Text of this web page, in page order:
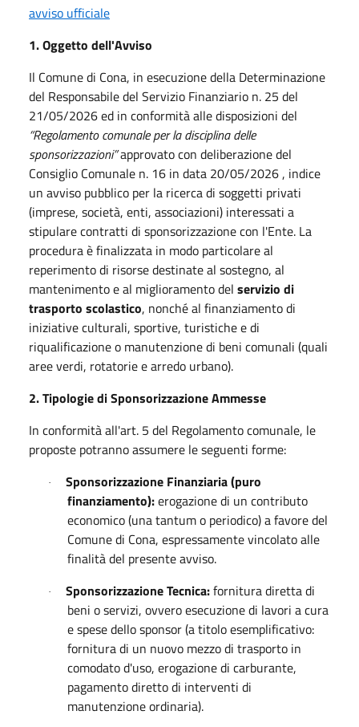
avviso ufficiale
1. Oggetto dell'Avviso
Il Comune di Cona, in esecuzione della Determinazione
del Responsabile del Servizio Finanziario n. 25 del
21/05/2026 ed in conformità alle disposizioni del
“Regolamento comunale per la disciplina delle
sponsorizzazioni”approvato con deliberazione del
Consiglio Comunale n. 16 in data 20/05/2026 , indice
un avviso pubblico per la ricerca di soggetti privati
(imprese, società, enti, associazioni) interessati a
stipulare contratti di sponsorizzazione con l'Ente. La
procedura è finalizzata in modo particolare al
reperimento di risorse destinate al sostegno, al
mantenimento e al miglioramento del servizio di
trasporto scolastico, nonché al finanziamento di
iniziative culturali, sportive, turistiche e di
riqualificazione o manutenzione di beni comunali (quali
aree verdi, rotatorie e arredo urbano).
2. Tipologie di Sponsorizzazione Ammesse
In conformità all'art. 5 del Regolamento comunale, le
proposte potranno assumere le seguenti forme:
·
Sponsorizzazione Finanziaria (puro
finanziamento):erogazione di un contributo
economico (una tantum o periodico) a favore del
Comune di Cona, espressamente vincolato alle
finalità del presente avviso.
· Sponsorizzazione Tecnica:fornitura diretta di
beni o servizi, ovvero esecuzione di lavori a cura
e spese dello sponsor (a titolo esemplificativo:
fornitura di un nuovo mezzo di trasporto in
comodato d'uso, erogazione di carburante,
pagamento diretto di interventi di
manutenzione ordinaria).